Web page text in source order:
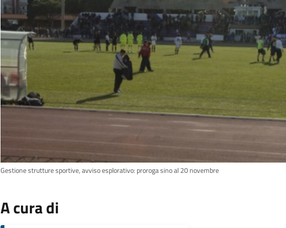
Gestione strutture sportive, avviso esplorativo: proroga sino al 20 novembre
A cura di